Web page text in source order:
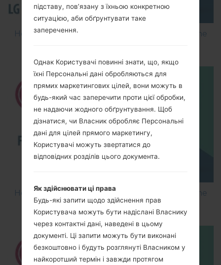
How to Flash Stock Firmware on LG Smartphone
How to Flash Stock Firmware on LG Smartphone
using LG UP?
підставу, пов’язану з їхньою конкретною
ситуацією, аби обґрунтувати таке
заперечення.
Однак Користувачі повинні знати, що, якщо
їхні Персональні дані обробляються для
прямих маркетингових цілей, вони можуть в
будь-який час заперечити проти цієї обробки,
не надаючи жодного обґрунтування. Щоб
дізнатися, чи Власник обробляє Персональні
дані для цілей прямого маркетингу,
Користувачі можуть звертатися до
відповідних розділів цього документа.
Як здійснювати ці права
Будь-які запити щодо здійснення прав
Користувача можуть бути надіслані Власнику
через контактні дані, наведені в цьому
документі. Ці запити можуть бути виконані
безкоштовно і будуть розглянуті Власником у
найкоротший термін і завжди протягом